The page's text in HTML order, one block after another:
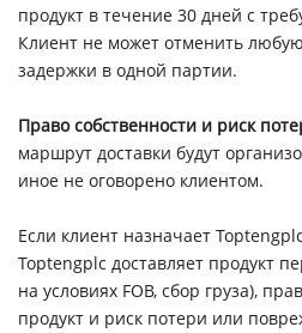
продукт в течение 30 дней с
Клиент не может отменить
задержки в одной партии.
Право собственности и риск
маршрут доставки будут
иное не оговорено клиентом.
Если клиент назначает
Toptengplc доставляет продукт
на условиях FOB, сбор груза),
продукт и риск потери или